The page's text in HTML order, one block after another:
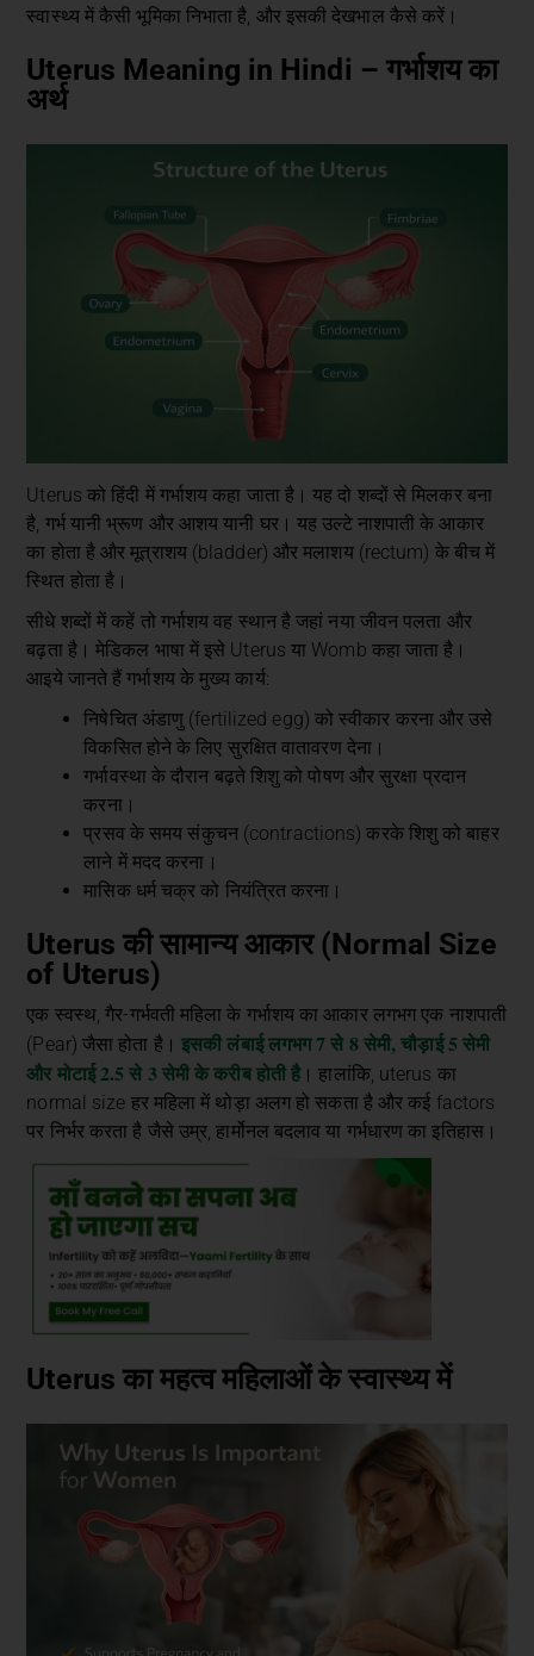
स्वास्थ्य में कैसी भूमिका निभाता है, और इसकी देखभाल कैसे करें।
Uterus Meaning in Hindi – गर्भाशय का
अर्थ
Uterus को हिंदी में गर्भाशय कहा जाता है। यह दो शब्दों से मिलकर बना
है, गर्भ यानी भ्रूण और आशय यानी घर। यह उल्टे नाशपाती के आकार
का होता है और मूत्राशय (bladder) और मलाशय (rectum) के बीच में
स्थित होता है।
सीधे शब्दों में कहें तो गर्भाशय वह स्थान है जहां नया जीवन पलता और
बढ़ता है। मेडिकल भाषा में इसे Uterus या Womb कहा जाता है।
आइये जानते हैं गर्भाशय के मुख्य कार्य:
निषेचित अंडाणु (fertilized egg) को स्वीकार करना और उसे
विकसित होने के लिए सुरक्षित वातावरण देना।
गर्भावस्था के दौरान बढ़ते शिशु को पोषण और सुरक्षा प्रदान
करना।
प्रसव के समय संकुचन (contractions) करके शिशु को बाहर
लाने में मदद करना।
मासिक धर्म चक्र को नियंत्रित करना।
Uterus की सामान्य आकार (Normal Size
of Uterus)
एक स्वस्थ, गैर-गर्भवती महिला के गर्भाशय का आकार लगभग एक नाशपाती
(Pear) जैसा होता है। इसकी लंबाई लगभग 7 से 8 सेमी, चौड़ाई 5 सेमी
और मोटाई 2.5 से 3 सेमी के करीब होती है। हालांकि, uterus का
normal size हर महिला में थोड़ा अलग हो सकता है और कई factors
पर निर्भर करता है जैसे उम्र, हार्मोनल बदलाव या गर्भधारण का इतिहास।
Uterus का महत्व महिलाओं के स्वास्थ्य में